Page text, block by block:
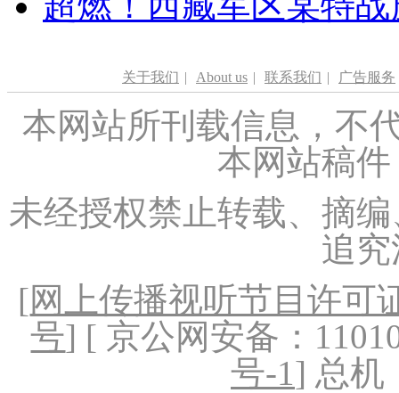
关于我们 | About us | 联系我们 | 广告服务
本网站所刊载信息，不
本网站稿
未经授权禁止转载、摘
追
[网上传播视听节目许可
号] [ 京公网安备：
号-1] 总机